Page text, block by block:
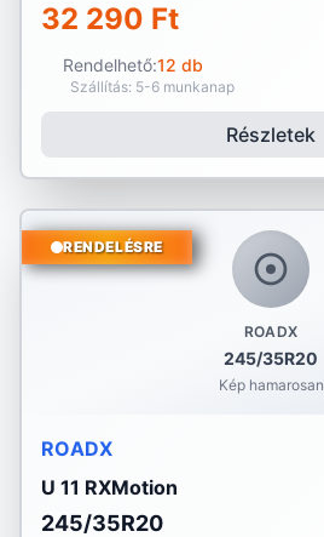
32 290 Ft
Rendelhető:12 db
Szállítás: 5-6 munkanap
Részletek
ROADX
245/35R20
Kép hamarosan
RENDELÉSRE
ROADX
U 11 RXMotion
245/35R20